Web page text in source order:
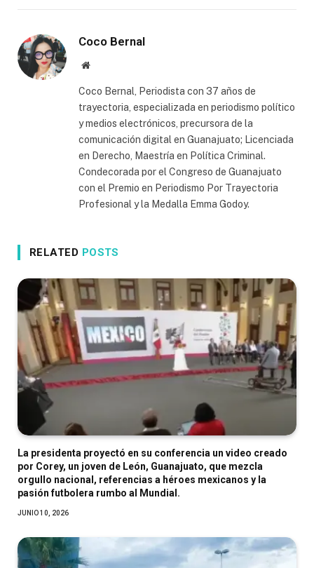
Coco Bernal
Website
Coco Bernal, Periodista con 37 años de
trayectoria, especializada en periodismo político
y medios electrónicos, precursora de la
comunicación digital en Guanajuato; Licenciada
en Derecho, Maestría en Política Criminal.
Condecorada por el Congreso de Guanajuato
con el Premio en Periodismo Por Trayectoria
Profesional y la Medalla Emma Godoy.
RELATED POSTS
La presidenta proyectó en su conferencia un video creado
por Corey, un joven de León, Guanajuato, que mezcla
orgullo nacional, referencias a héroes mexicanos y la
pasión futbolera rumbo al Mundial.
JUNIO 10, 2026